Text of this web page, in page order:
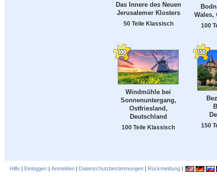
Das Innere des Neuen
Jerusalemer Klosters
50 Teile Klassisch
Wales,
100
Windmühle bei
Sonnenuntergang,
Ostfriesland,
Deutschland
100 Teile Klassisch 150
Hilfe | Einloggen | Anmelden | Datenschutzbestimmungen | Rückmeldung |